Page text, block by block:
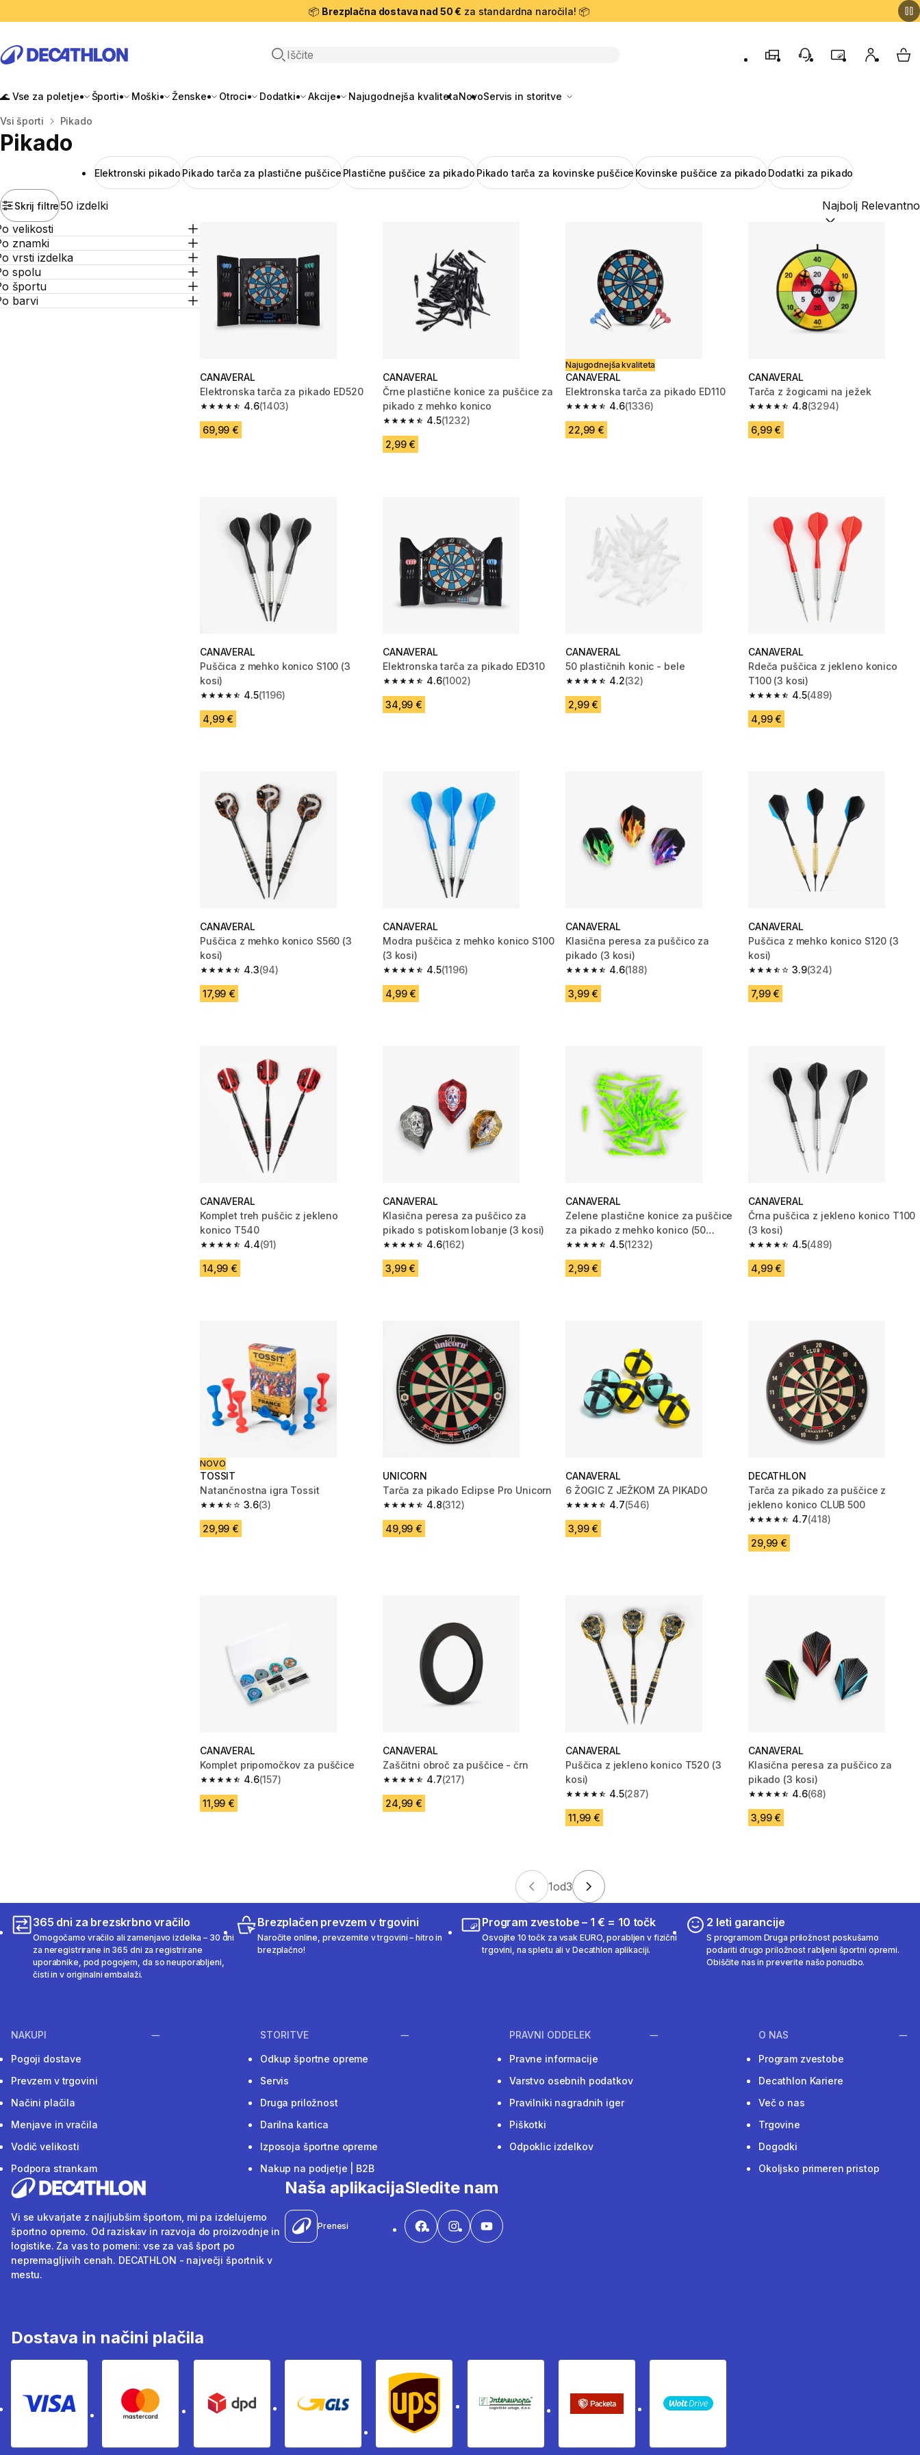
📦 Brezplačna dostava nad 50 € za standardna naročila! 📦
Odpri iskanje
TrgovinePodporo strankam
ProgramMoj račun
🌊 Vse za poletje Športi Moški Ženske Otroci Dodatki Akcije Najugodnejša kvalitetaNovoServis in storitve
Domov
Vsi športi Pikado
Pikado
Elektronski pikado Pikado tarča za plastične puščice Plastične puščice za pikado Pikado tarča za kovinske puščice Kovinske puščice za pikado Dodatki za pikado
Skrij filtre50 izdelki Razvrsti po:
velikosti
znamki
vrsti izdelka
spolu
športu
barvi
CANAVERAL
Elektronska tarča za pikado ED520
4.6
4.6 od 5 zvezdic from 1403 ocene
(1403)
69,99 €
CANAVERAL
Črne plastične konice za puščice za
pikado z mehko konico
4.5
4.5 od 5 zvezdic from 1232 ocene
(1232)
2,99 €
Najugodnejša kvaliteta
CANAVERAL
Elektronska tarča za pikado ED110
4.6
4.6 od 5 zvezdic from 1336 ocene
(1336)
22,99 €
CANAVERAL
Tarča z žogicami na ježek
4.8
4.8 od 5 zvezdic from 3294 ocene
(3294)
6,99 €
CANAVERAL
Puščica z mehko konico S100 (3
kosi)
4.5
4.5 od 5 zvezdic from 1196 ocene
(1196)
4,99 €
CANAVERAL
Elektronska tarča za pikado ED310
4.6
4.6 od 5 zvezdic from 1002 ocene
(1002)
34,99 €
CANAVERAL
50 plastičnih konic - bele
4.2
4.2 od 5 zvezdic from 32 ocene
(32)
2,99 €
CANAVERAL
Rdeča puščica z jekleno konico
T100 (3 kosi)
4.5
4.5 od 5 zvezdic from 489 ocene
(489)
4,99 €
CANAVERAL
Puščica z mehko konico S560 (3
kosi)
4.3
4.3 od 5 zvezdic from 94 ocene
(94)
17,99 €
CANAVERAL
Modra puščica z mehko konico S100
(3 kosi)
4.5
4.5 od 5 zvezdic from 1196 ocene
(1196)
4,99 €
CANAVERAL
Klasična peresa za puščico za
pikado (3 kosi)
4.6
4.6 od 5 zvezdic from 188 ocene
(188)
3,99 €
CANAVERAL
Puščica z mehko konico S120 (3
kosi)
3.9
3.9 od 5 zvezdic from 324 ocene
(324)
7,99 €
CANAVERAL
Komplet treh puščic z jekleno
konico T540
4.4
4.4 od 5 zvezdic from 91 ocene
(91)
14,99 €
CANAVERAL
Klasična peresa za puščico za
pikado s potiskom lobanje (3 kosi)
4.6
4.6 od 5 zvezdic from 162 ocene
(162)
3,99 €
CANAVERAL
Zelene plastične konice za puščice
za pikado z mehko konico (50
kosov)
4.5
4.5 od 5 zvezdic from 1232 ocene
(1232)
2,99 €
CANAVERAL
Črna puščica z jekleno konico T100
(3 kosi)
4.5
4.5 od 5 zvezdic from 489 ocene
(489)
4,99 €
NOVO
TOSSIT
Natančnostna igra Tossit
3.6
3.6 od 5 zvezdic from 3 ocene
(3)
29,99 €
UNICORN
Tarča za pikado Eclipse Pro Unicorn
4.8
4.8 od 5 zvezdic from 312 ocene
(312)
49,99 €
CANAVERAL
6 ŽOGIC Z JEŽKOM ZA PIKADO
4.7
4.7 od 5 zvezdic from 546 ocene
(546)
3,99 €
DECATHLON
Tarča za pikado za puščice z
jekleno konico CLUB 500
4.7
4.7 od 5 zvezdic from 418 ocene
(418)
29,99 €
CANAVERAL
Komplet pripomočkov za puščice
4.6
4.6 od 5 zvezdic from 157 ocene
(157)
11,99 €
CANAVERAL
Zaščitni obroč za puščice - črn
4.7
4.7 od 5 zvezdic from 217 ocene
(217)
24,99 €
CANAVERAL
Puščica z jekleno konico T520 (3
kosi)
4.5
4.5 od 5 zvezdic from 287 ocene
(287)
11,99 €
CANAVERAL
Klasična peresa za puščico za
pikado (3 kosi)
4.6
4.6 od 5 zvezdic from 68 ocene
(68)
3,99 €
1od3
365 dni za brezskrbno vračilo
Omogočamo vračilo ali zamenjavo izdelka – 30 dni
za neregistrirane in 365 dni za registrirane
uporabnike, pod pogojem, da so neuporabljeni,
čisti in v originalni embalaži.
Brezplačen prevzem v trgovini
Naročite online, prevzemite v trgovini – hitro in
brezplačno!
Program zvestobe – 1 € = 10 točk
Osvojite 10 točk za vsak EURO, porabljen v fizični
trgovini, na spletu ali v Decathlon aplikaciji.
2 leti garancije
S programom Druga priložnost poskušamo
podariti drugo priložnost rabljeni športni opremi.
Obiščite nas in preverite našo ponudbo.
NAKUPI
Pogoji dostave
Prevzem v trgovini
Načini plačila
Menjave in vračila
Vodič velikosti
Podpora strankam
STORITVE
Odkup športne opreme
Servis
Druga priložnost
Darilna kartica
Izposoja športne opreme
Nakup na podjetje | B2B
PRAVNI ODDELEK
Pravne informacije
Varstvo osebnih podatkov
Pravilniki nagradnih iger
Piškotki
Odpoklic izdelkov
O NAS
Program zvestobe
Decathlon Kariere
Več o nas
Trgovine
Dogodki
Okoljsko primeren pristop
Vi se ukvarjate z najljubšim športom, mi pa izdelujemo
športno opremo. Od raziskav in razvoja do proizvodnje in
logistike. Za vas to pomeni: vse za vaš šport po
nepremagljivih cenah. DECATHLON - največji športnik v
mestu.
Naša aplikacija
Prenesi
Sledite nam
Dostava in načini plačila
Visa Mastercard Dpd Gls Ups Intereuropa Packeta Sledenje pošiljki
WOLT